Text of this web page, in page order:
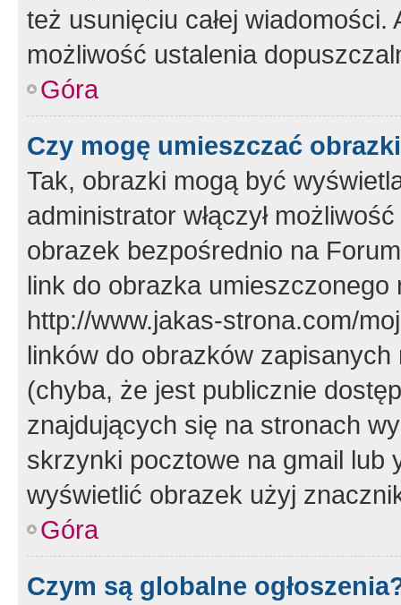
też usunięciu całej
możliwość ustalenia
Góra
Czy mogę umieszczać
Tak, obrazki mogą być
administrator włączył
obrazek bezpośrednio na
link do obrazka
http://www.jakas-strona.com/
linków do obrazków
(chyba, że jest publicznie
znajdujących się na stronach
skrzynki pocztowe na gmail lub
wyświetlić obrazek użyj
Góra
Czym są globalne